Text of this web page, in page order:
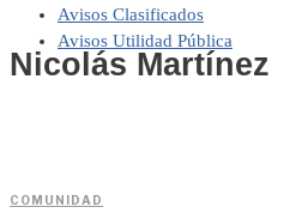
Avisos Clasificados
Avisos Utilidad Pública
Nicolás Martínez
COMUNIDAD